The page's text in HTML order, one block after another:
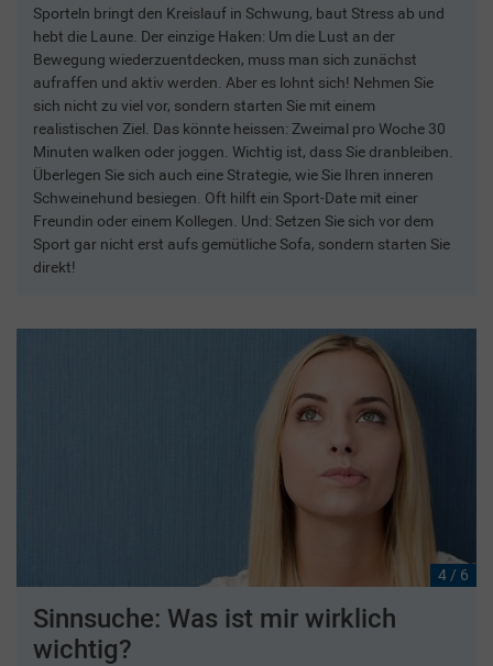
Sporteln bringt den Kreislauf in Schwung, baut Stress ab und
hebt die Laune. Der einzige Haken: Um die Lust an der
Bewegung wiederzuentdecken, muss man sich zunächst
aufraffen und aktiv werden. Aber es lohnt sich! Nehmen Sie
sich nicht zu viel vor, sondern starten Sie mit einem
realistischen Ziel. Das könnte heissen: Zweimal pro Woche 30
Minuten walken oder joggen. Wichtig ist, dass Sie dranbleiben.
Überlegen Sie sich auch eine Strategie, wie Sie Ihren inneren
Schweinehund besiegen. Oft hilft ein Sport-Date mit einer
Freundin oder einem Kollegen. Und: Setzen Sie sich vor dem
Sport gar nicht erst aufs gemütliche Sofa, sondern starten Sie
direkt!
4 / 6
Sinnsuche: Was ist mir wirklich
wichtig?